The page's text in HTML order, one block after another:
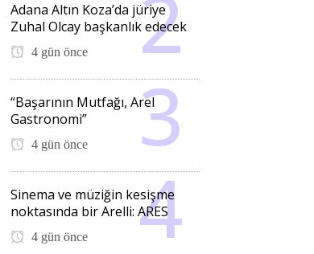
Adana Altın Koza’da jüriye
Zuhal Olcay başkanlık edecek
4 gün önce
“Başarının Mutfağı, Arel
Gastronomi”
4 gün önce
Sinema ve müziğin kesişme
noktasında bir Arelli: ARES
4 gün önce